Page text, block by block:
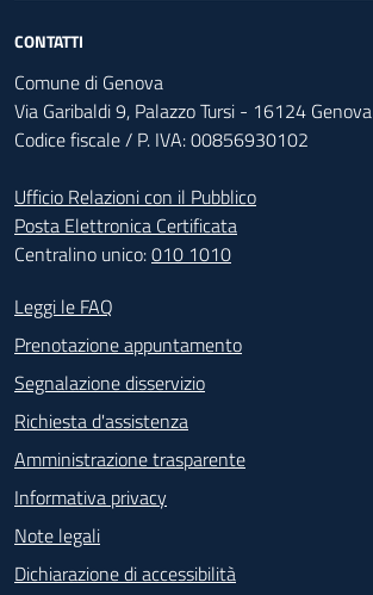
CONTATTI
Comune di Genova
Via Garibaldi 9, Palazzo Tursi - 16124 Genova
Codice fiscale / P. IVA: 00856930102
Ufficio Relazioni con il Pubblico
Posta Elettronica Certificata
Centralino unico:010 1010
Footer - Contatti
Leggi le FAQ
Prenotazione appuntamento
Segnalazione disservizio
Richiesta d'assistenza
Amministrazione trasparente
Informativa privacy
Note legali
Dichiarazione di accessibilità